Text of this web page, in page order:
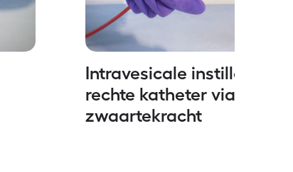
Intravesicale instillatie
rechte katheter via
zwaartekracht